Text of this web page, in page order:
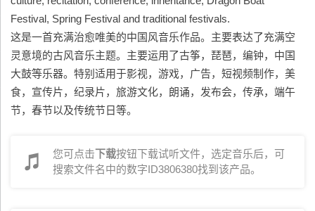
Festival, Spring Festival and traditional festivals.
这是一首充满治愈唯美的中国风音乐作品。主要表达了充满空
灵意境的古风音乐主题。主要运用了古筝，琵琶，编钟，中国
大鼓等乐器。特别适用于影视，游戏，广告，短视频制作，美
食，宣传片，纪录片，旅游文化，朗诵，发布会，传承，端午
节，春节以及传统节日等。
您可点击下载按钮下载试听文件，选定音乐后，可
搜索文件名中的数字ID3806380找到该产品。